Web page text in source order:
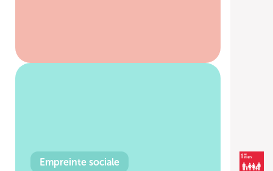
Empreinte sociale